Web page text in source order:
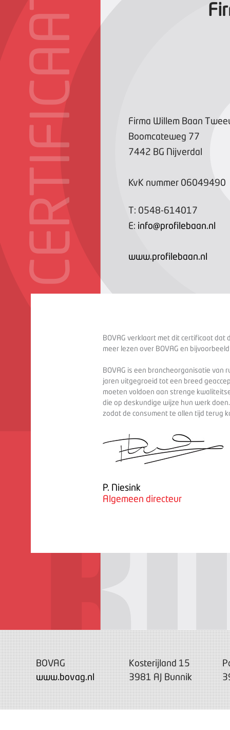
CERTIFICAAT
Firma Willem Baan
Boomcateweg 77
7442 BG Nijverdal
KvK nummer 06049490
T: 0548-614017
E: info@profilebaan.nl
www.profilebaan.nl
BOVAG verklaart met dit certificaat dat
meer lezen over BOVAG en
BOVAG is een brancheorganisatie van
jaren uitgegroeid tot een breed
moeten voldoen aan strenge
die op deskundige wijze hun werk
zodat de consument te allen tijd terug
P. Niesink
Algemeen directeur
BOVAG
www.bovag.nl
Kosterijland 15
3981 AJ Bunnik